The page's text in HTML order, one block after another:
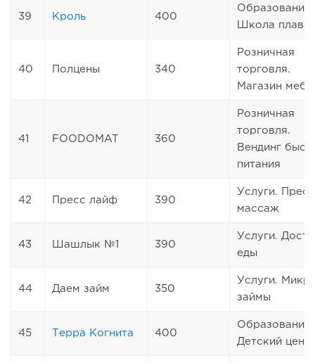
39 Кроль 400
Образование.
Школа
40 Полцены 340
Розничная
торговля.
Магазин
41 FOODOMAT 360
Розничная
торговля.
Вендинг
питания
42 Пресс лайф 390
Услуги.
массаж
43 Шашлык №1 390
Услуги.
еды
44 Даем займ 350
Услуги.
займы
45 Терра Когнита 400
Образование.
Детский